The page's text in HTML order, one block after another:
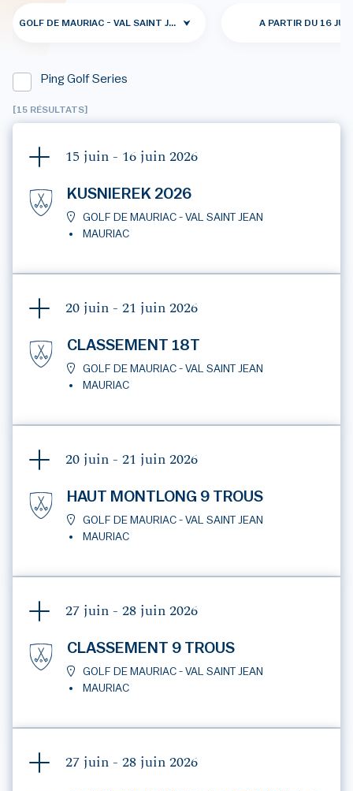
GOLF DE MAURIAC - VAL SAINT JEAN A PARTIR DU 16
Ping Golf Series
[15 RÉSULTATS]
15 juin - 16 juin 2026
KUSNIEREK 2026
GOLF DE MAURIAC - VAL SAINT JEAN
MAURIAC
20 juin - 21 juin 2026
CLASSEMENT 18T
GOLF DE MAURIAC - VAL SAINT JEAN
MAURIAC
20 juin - 21 juin 2026
HAUT MONTLONG 9 TROUS
GOLF DE MAURIAC - VAL SAINT JEAN
MAURIAC
27 juin - 28 juin 2026
CLASSEMENT 9 TROUS
GOLF DE MAURIAC - VAL SAINT JEAN
MAURIAC
27 juin - 28 juin 2026